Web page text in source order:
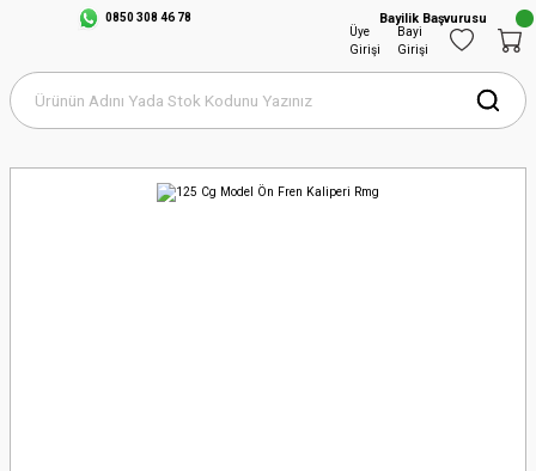
Üye
Girişi
Bayi
Girişi
0850 308 46 78 Bayilik Başvurusu